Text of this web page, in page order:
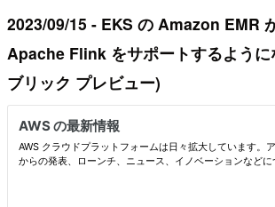
2023/09/15 - EKS の Amazon EMR
Apache Flink をサポートするように
ブリック プレビュー)